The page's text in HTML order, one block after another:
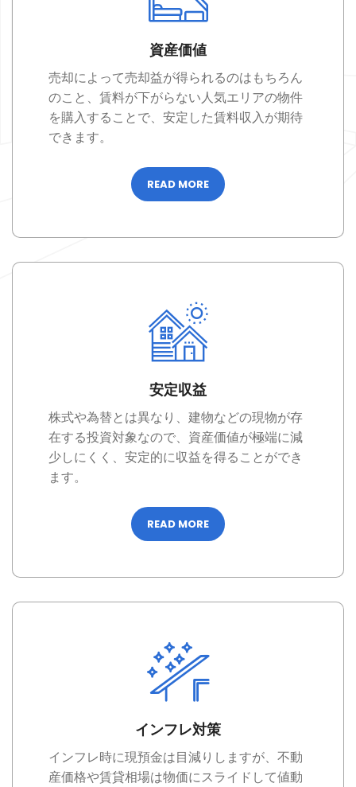
資産価値
売却によって売却益が得られるのはもちろん
のこと、賃料が下がらない人気エリアの物件
を購入することで、安定した賃料収入が期待
できます。
READ MORE
安定収益
株式や為替とは異なり、建物などの現物が存
在する投資対象なので、資産価値が極端に減
少しにくく、安定的に収益を得ることができ
ます。
READ MORE
インフレ対策
インフレ時に現預金は目減りしますが、不動
産価格や賃貸相場は物価にスライドして値動